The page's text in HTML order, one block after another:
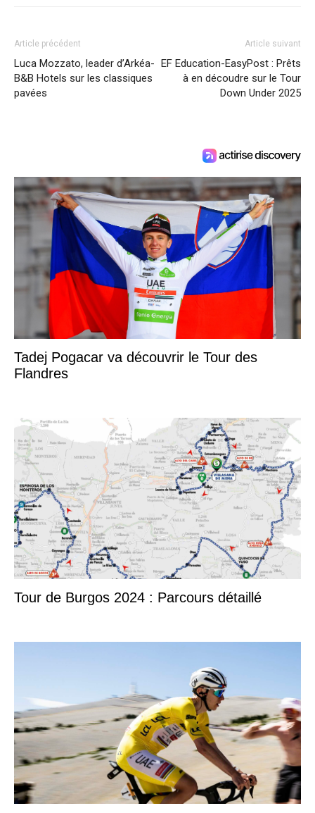
Article précédent
Luca Mozzato, leader d’Arkéa-
B&B Hotels sur les classiques
pavées
Article suivant
EF Education-EasyPost : Prêts
à en découdre sur le Tour
Down Under 2025
Tadej Pogacar va découvrir le Tour des
Flandres
Tour de Burgos 2024 : Parcours détaillé